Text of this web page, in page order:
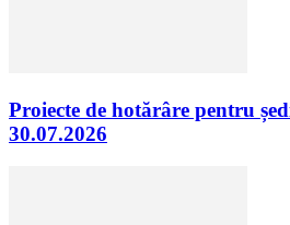
Proiecte de hotărâre pentru
30.07.2026